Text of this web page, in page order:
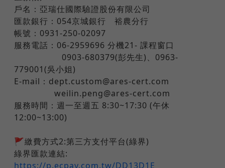
戶名：亞瑞仕國際驗證股份有限公司
匯款銀行：054京城銀行 裕農分行
帳號：0931-250-02097
服務電話：06-2959696 分機21- 課程窗口
​ ​ ​ ​ ​ ​ ​ ​ 0903-680379(彭先生)、0963-
779001(吳小姐)
E-mail：dept.custom@ares-cert.com
​ ​ ​ ​ ​ ​ ​ weilin.peng@ares-cert.com
服務時間：週一至週五 8:30~17:30 (午休
12:00~13:00)
🚩繳費方式2:第三方支付平台(綠界)
綠界匯款連結:
https://p.ecpay.com.tw/DD13D1E